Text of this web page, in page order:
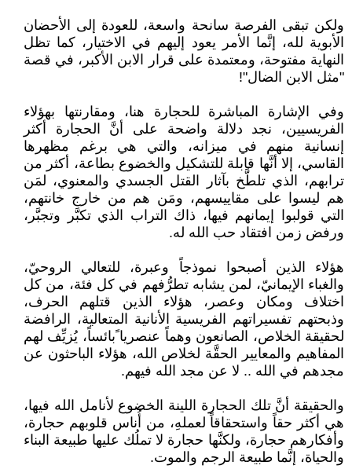
ولكن تبقى الفرصة سانحة واسعة، للعودة إلى الأحضان
الأبوية لله، إنَّما الأمر يعود إليهم في الاختيار، كما تظل
النهاية مفتوحة، ومعتمدة على قرار الابن الأكبر، في قصة
"مثل الابن الضال"!
وفي الإشارة المباشرة للحجارة هنا، ومقارنتها بهؤلاء
الفريسيين، نجد دلالة واضحة على أنَّ الحجارة أكثر
إنسانية منهم في ميزانه، والتي هي برغم مظهرها
القاسي، إلا أنَّها قابلة للتشكيل والخضوع بطاعة، أكثر من
ترابهم، الذي تلطَّخ بآثار القتل الجسدي والمعنوي، لمَن
هم ليسوا على مقاييسهم، ومَن هم من خارج خانتهم،
التي قولبوا إيمانهم فيها، ذاك التراب الذي تكبَّر وتجبَّر،
ورفض زمن افتقاد حب الله له.
هؤلاء الذين أصبحوا نموذجاً وعبرة، للتعالي الروحيّ،
والغباء الإيمانيّ، لمن يشابه تطرُّفهم في كل فئة، من كل
اختلاف ومكان وعصر، هؤلاء الذين قتلهم الحرف،
وذبحتهم تفسيراتهم الفريسية الأنانية المتعالية، الرافضة
لحقيقة الخلاص، الصانعون وهماً عنصريا ًبائساً، يُزيِّف لهم
المفاهيم والمعايير الحقَّة لخلاص الله، هؤلاء الباحثون عن
مجدهم في الله .. لا عن مجد الله فيهم.
والحقيقة أنَّ تلك الحجارة اللينة الخضوع لأنامل الله فيها،
هي أكثر حقاً واستحقاقاً لعملهِ، من أُناس قلوبهم حجارة،
وأفكارهم حجارة، ولكنَّها حجارة لا تملُك عليها طبيعة البناء
والحياة، إنَّما طبيعة الرجم والموت.